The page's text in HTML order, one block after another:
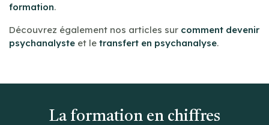
formation.
Découvrez également nos articles sur comment devenir
psychanalyste et le transfert en psychanalyse.
La formation en chiffres